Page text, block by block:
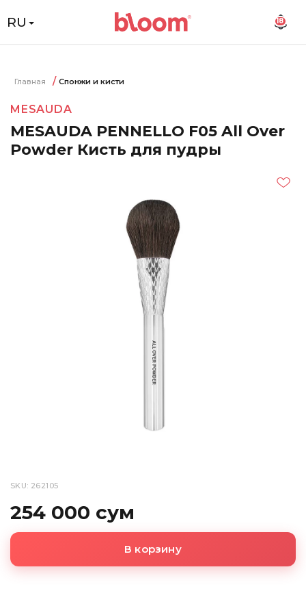
RU 18
Главная Спонжи и кисти
MESAUDA
MESAUDA PENNELLO F05 All Over
Powder Кисть для пудры
SKU: 262105
254 000 сум
В корзину